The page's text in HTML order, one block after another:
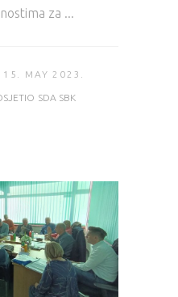
za
15. MAY 2023.
SDA SBK